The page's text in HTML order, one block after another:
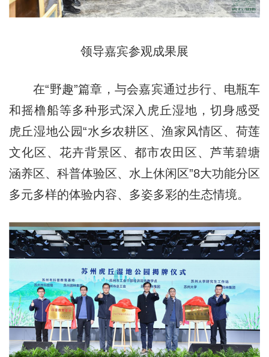
领导嘉宾参观成果展
在“野趣”篇章，与会嘉宾通过步行、电瓶车
和摇橹船等多种形式深入虎丘湿地，切身感受
虎丘湿地公园“水乡农耕区、渔家风情区、荷莲
文化区、花卉背景区、都市农田区、芦苇碧塘
涵养区、科普体验区、水上休闲区”8大功能分区
多元多样的体验内容、多姿多彩的生态情境。